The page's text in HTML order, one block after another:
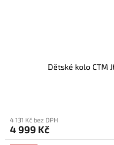
Dětské kolo CTM
4 131 Kč bez DPH
4 999 Kč